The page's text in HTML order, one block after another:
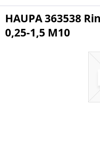
HAUPA 363538
0,25-1,5 M10